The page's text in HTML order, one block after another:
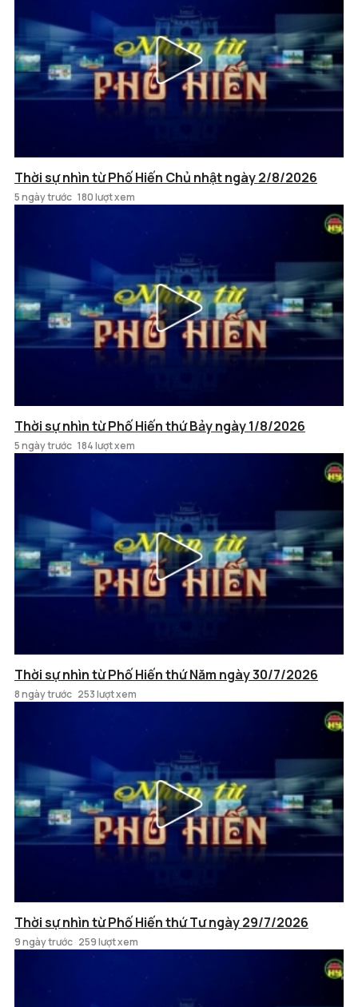
Thời sự nhìn từ Phố Hiến Chủ nhật ngày 2/8/2026
5 ngày trước 180 lượt xem
Thời sự nhìn từ Phố Hiến thứ Bảy ngày 1/8/2026
5 ngày trước 184 lượt xem
Thời sự nhìn từ Phố Hiến thứ Năm ngày 30/7/2026
8 ngày trước 253 lượt xem
Thời sự nhìn từ Phố Hiến thứ Tư ngày 29/7/2026
9 ngày trước 259 lượt xem